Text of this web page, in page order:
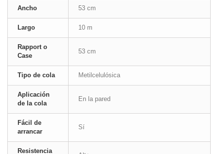
Ancho 53 cm
Largo 10 m
Rapport o
Case
53 cm
Tipo de cola Metilcelulósica
Aplicación
de la cola
En la pared
Fácil de
arrancar
Sí
Resistencia